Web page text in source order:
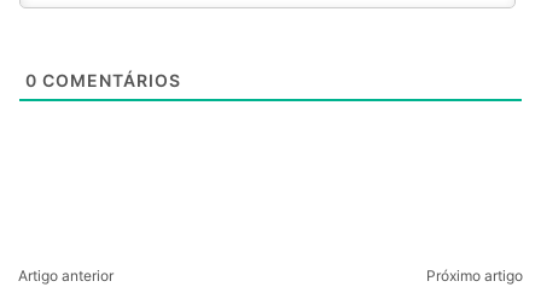
0 COMENTÁRIOS
Artigo anterior Próximo artigo